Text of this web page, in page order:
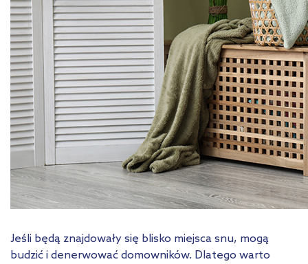
Jeśli będą znajdowały się blisko miejsca snu, mogą
budzić i denerwować domowników. Dlatego warto